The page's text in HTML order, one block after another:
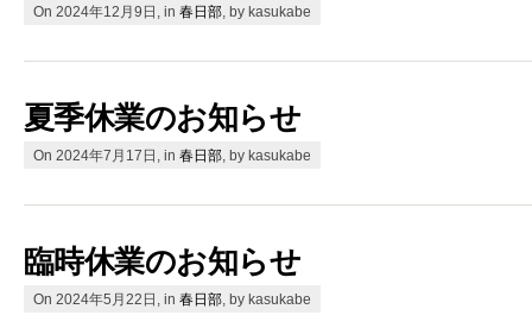
On 2024年12月9日, in 春日部 , by kasukabe
夏季休業のお知らせ
On 2024年7月17日, in 春日部 , by kasukabe
臨時休業のお知らせ
On 2024年5月22日, in 春日部 , by kasukabe